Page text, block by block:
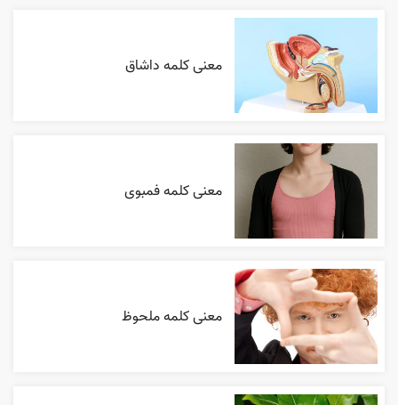
معنی کلمه داشاق
معنی کلمه فمبوی
معنی کلمه ملحوظ